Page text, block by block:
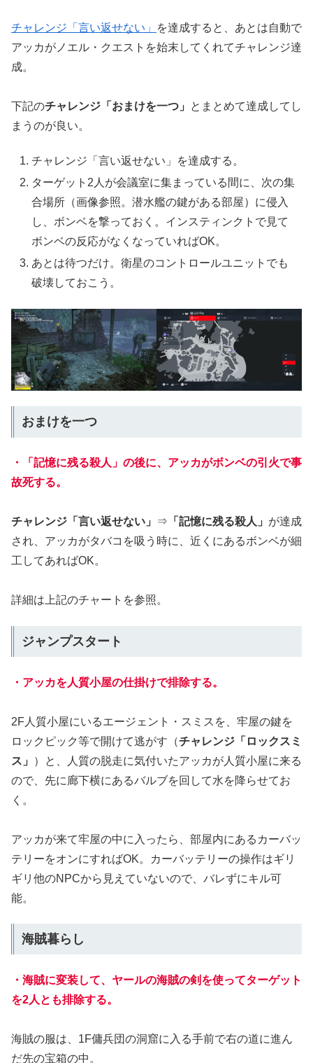
チャレンジ「言い返せない」
を達成すると、あとは自動で
アッカがノエル・クエストを始末してくれてチャレンジ達
成。
下記のチャレンジ「おまけを一つ」
とまとめて達成してし
まうのが良い。
チャレンジ「言い返せない」を達成する。
ターゲット2人が会議室に集まっている間に、次の集
合場所（画像参照。潜水艦の鍵がある部屋）に侵入
し、ボンベを撃っておく。インスティンクトで見て
ボンベの反応がなくなっていればOK。
あとは待つだけ。衛星のコントロールユニットでも
破壊しておこう。
おまけを一つ
・「記憶に残る殺人」の後に、アッカがボンベの引火で事
故死する。
チャレンジ「言い返せない」 ⇒ 「記憶に残る殺人」 が達成
され、アッカがタバコを吸う時に、近くにあるボンベが細
工してあればOK。
詳細は上記のチャートを参照。
ジャンプスタート
・アッカを人質小屋の仕掛けで排除する。
2F人質小屋にいるエージェント・スミスを、牢屋の鍵を
ロックピック等で開けて逃がす（チャレンジ「ロックスミ
ス」
）と、人質の脱走に気付いたアッカが人質小屋に来る
ので、先に廊下横にあるバルブを回して水を降らせてお
く。
アッカが来て牢屋の中に入ったら、部屋内にあるカーバッ
テリーをオンにすればOK。カーバッテリーの操作はギリ
ギリ他のNPCから見えていないので、バレずにキル可
能。
海賊暮らし
・海賊に変装して、ヤールの海賊の剣を使ってターゲット
を2人とも排除する。
海賊の服は、1F傭兵団の洞窟に入る手前で右の道に進ん
だ先の宝箱の中。